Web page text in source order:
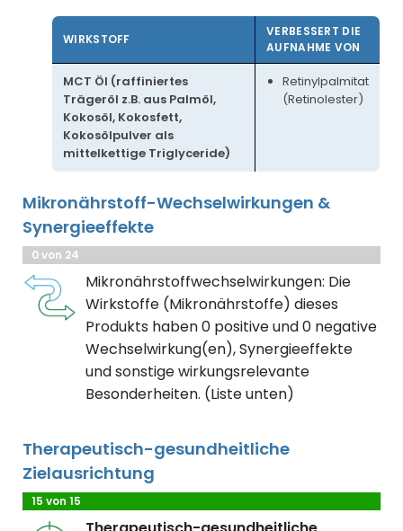
WIRKSTOFF
VERBESSERT DIE
AUFNAHME VON
MCT Öl (raffiniertes
Trägeröl z.B. aus Palmöl,
Kokosöl, Kokosfett,
Kokosölpulver als
mittelkettige Triglyceride)
Retinylpalmitat
(Retinolester)
Mikronährstoff-Wechselwirkungen &
Synergieeffekte
0 von 24
Mikronährstoffwechselwirkungen: Die
Wirkstoffe (Mikronährstoffe) dieses
Produkts haben 0 positive und 0 negative
Wechselwirkung(en), Synergieeffekte
und sonstige wirkungsrelevante
Besonderheiten. (Liste unten)
Therapeutisch-gesundheitliche
Zielausrichtung
15 von 15